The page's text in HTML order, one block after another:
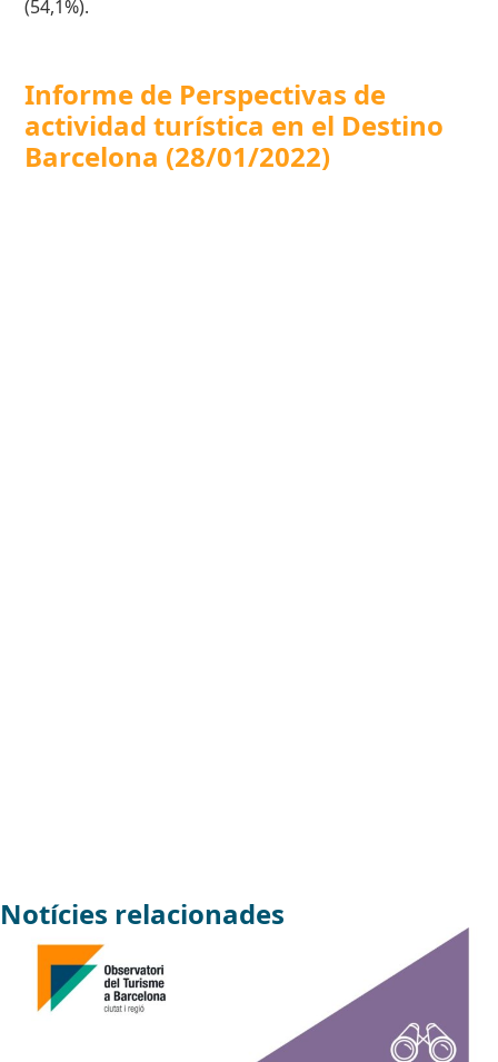
(54,1%).
Informe de Perspectivas de
actividad turística en el Destino
Barcelona (28/01/2022)
Notícies relacionades